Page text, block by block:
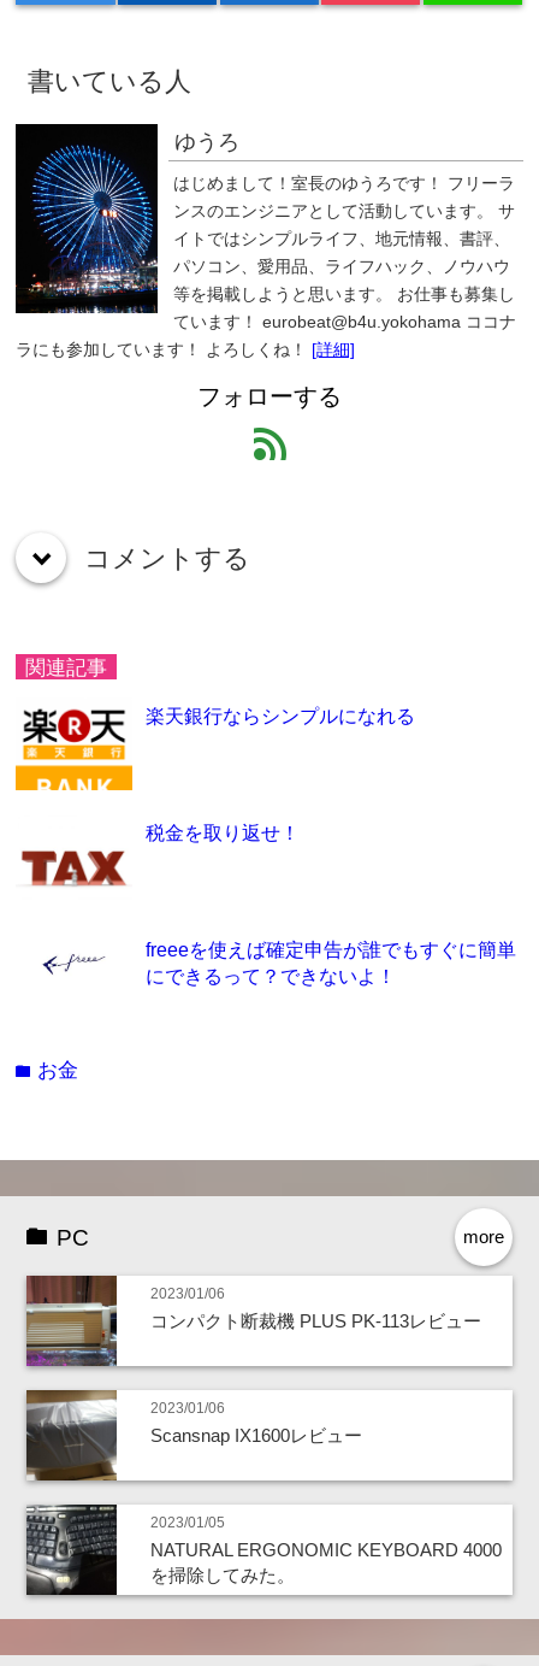
書いている人
ゆうろ
はじめまして！室長のゆうろです！ フリーラ
ンスのエンジニアとして活動しています。 サ
イトではシンプルライフ、地元情報、書評、
パソコン、愛用品、ライフハック、ノウハウ
等を掲載しようと思います。 お仕事も募集し
ています！ eurobeat@b4u.yokohama ココナ
ラにも参加しています！ よろしくね！ [詳細]
フォローする
feed
down コメントする
関連記事
楽天銀行ならシンプルになれる
税金を取り返せ！
freeeを使えば確定申告が誰でもすぐに簡単
にできるって？できないよ！
folder お金
more
PC
2023/01/06
コンパクト断裁機 PLUS PK-113レビュー
2023/01/06
Scansnap IX1600レビュー
2023/01/05
NATURAL ERGONOMIC KEYBOARD 4000
を掃除してみた。